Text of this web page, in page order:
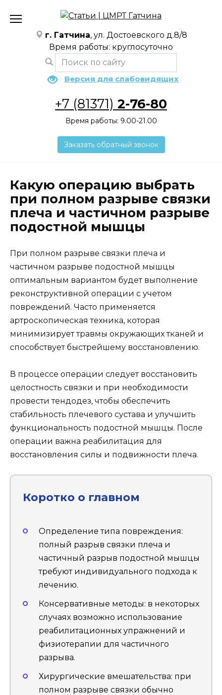
содержанию
г. Гатчина, ул. Достоевского д.8/8
Время работы: круглосуточно
Версия для слабовидящих
+7 (81371) 2-76-80
Время работы: 9.00-21.00
Заказать обратный звонок
Какую операцию выбрать
при полном разрыве связки
плеча и частичном разрыве
подостной мышцы
При полном разрыве связки плеча и
частичном разрыве подостной мышцы
оптимальным вариантом будет выполнение
реконструктивной операции с учетом
повреждений. Часто применяется
артроскопическая техника, которая
минимизирует травмы окружающих тканей и
способствует быстрейшему восстановлению.
В процессе операции следует восстановить
целостность связки и при необходимости
провести тендодез, чтобы обеспечить
стабильность плечевого сустава и улучшить
функциональность подостной мышцы. После
операции важна реабилитация для
восстановления силы и подвижности плеча.
Коротко о главном
Определение типа повреждения:
полный разрыв связки плеча и
частичный разрыв подостной мышцы
требуют индивидуального подхода к
лечению.
Консервативные методы: в некоторых
случаях возможно использование
реабилитационных упражнений и
физиотерапии для частичного
разрыва.
Хирургические вмешательства: при
полном разрыве связки обычно